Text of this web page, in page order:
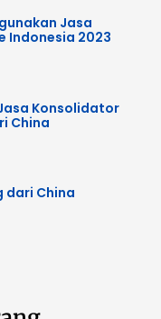
Jasa
Indonesia 2023
Konsolidator
China
dari China